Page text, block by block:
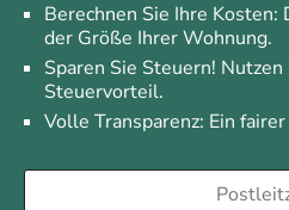
Berechnen Sie Ihre Kosten:
der Größe Ihrer Wohnung.
Sparen Sie Steuern!
Steuervorteil.
Volle Transparenz: Ein